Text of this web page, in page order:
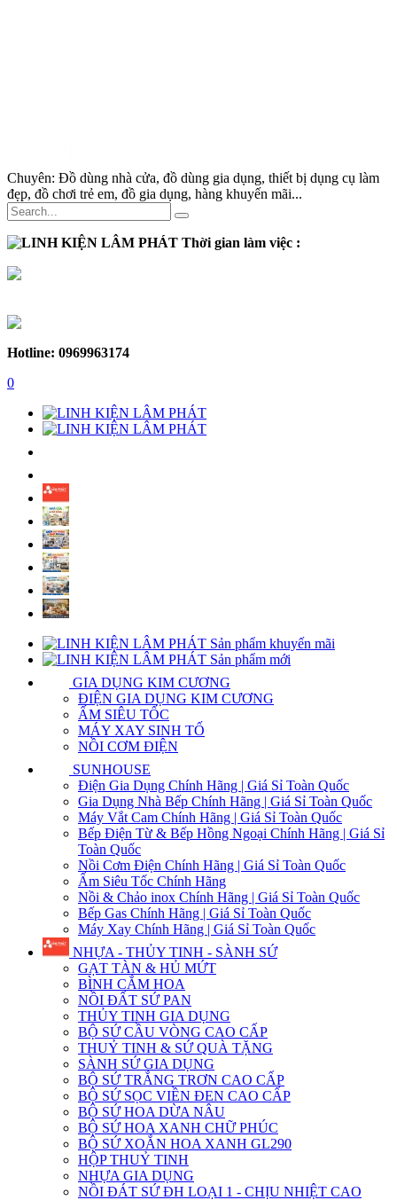
Chuyên: Đồ dùng nhà cửa, đồ dùng gia dụng, thiết bị dụng cụ làm
đẹp, đồ chơi trẻ em, đồ gia dụng, hàng khuyến mãi...
Thời gian làm việc :
Hotline: 0969963174
0
Sản phẩm khuyến mãi
Sản phẩm mới
GIA DỤNG KIM CƯƠNG
ĐIỆN GIA DỤNG KIM CƯƠNG
ẤM SIÊU TỐC
MÁY XAY SINH TỐ
NỒI CƠM ĐIỆN
SUNHOUSE
Điện Gia Dụng Chính Hãng | Giá Sỉ Toàn Quốc
Gia Dụng Nhà Bếp Chính Hãng | Giá Sỉ Toàn Quốc
Máy Vắt Cam Chính Hãng | Giá Sỉ Toàn Quốc
Bếp Điện Từ & Bếp Hồng Ngoại Chính Hãng | Giá Sỉ
Toàn Quốc
Nồi Cơm Điện Chính Hãng | Giá Sỉ Toàn Quốc
Ấm Siêu Tốc Chính Hãng
Nồi & Chảo inox Chính Hãng | Giá Sỉ Toàn Quốc
Bếp Gas Chính Hãng | Giá Sỉ Toàn Quốc
Máy Xay Chính Hãng | Giá Sỉ Toàn Quốc
NHỰA - THỦY TINH - SÀNH SỨ
GẠT TÀN & HỦ MỨT
BÌNH CẮM HOA
NỒI ĐẤT SỨ PAN
THỦY TINH GIA DỤNG
BỘ SỨ CẦU VÒNG CAO CẤP
THUỶ TINH & SỨ QUÀ TẶNG
SÀNH SỨ GIA DỤNG
BỘ SỨ TRẮNG TRƠN CAO CẤP
BỘ SỨ SỌC VIỀN ĐEN CAO CẤP
BỘ SỨ HOA DỪA NÂU
BỘ SỨ HOA XANH CHỮ PHÚC
BỘ SỨ XOẮN HOA XANH GL290
HỘP THUỶ TINH
NHỰA GIA DỤNG
NỒI ĐÁT SỨ ĐH LOẠI 1 - CHỊU NHIỆT CAO